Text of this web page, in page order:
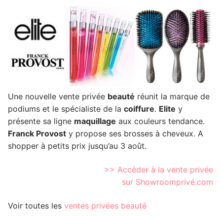
Une nouvelle vente privée beauté réunit la marque de
podiums et le spécialiste de la coiffure. Elite y
présente sa ligne maquillage aux couleurs tendance.
Franck Provost y propose ses brosses à cheveux. A
shopper à petits prix jusqu’au 3 août.
>> Accéder à la vente privée
sur Showroomprivé.com
Voir toutes les ventes privées beauté